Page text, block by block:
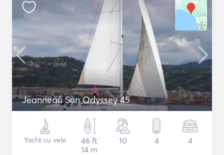
Jeanneau Sun Odyssey 45
Yacht cu vele
46 ft
14 m
10 4 4